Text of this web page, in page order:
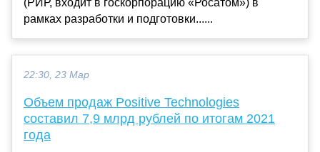
(РИР, входит в госкорпорацию «Росатом») в
рамках разработки и подготовки......
22:30, 23 Мар
Объем продаж Positive Technologies
составил 7,9 млрд рублей по итогам 2021
года